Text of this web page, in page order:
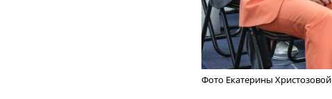
Фото Екатерины Христозовой